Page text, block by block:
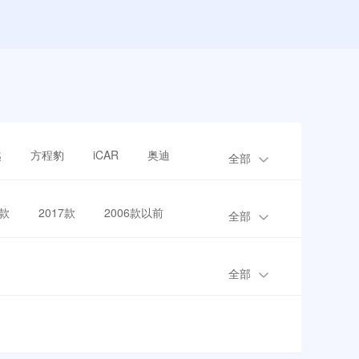
方程豹 iCAR 奥迪 全部
2017款 2006款以前 全部
全部